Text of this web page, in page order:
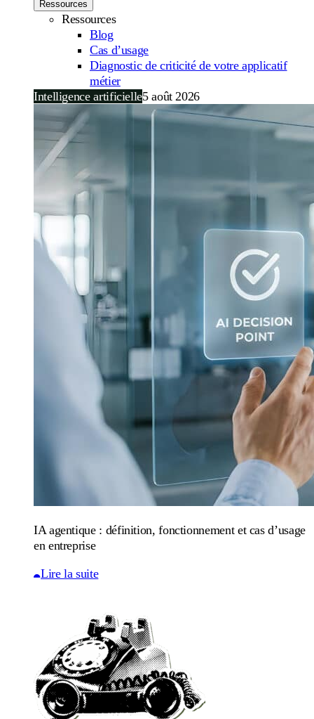
Ressources
Ressources
Blog
Cas d’usage
Diagnostic de criticité de votre applicatif
métier
Intelligence artificielle5 août 2026
IA agentique : définition, fonctionnement et cas d’usage
en entreprise
Lire la suite